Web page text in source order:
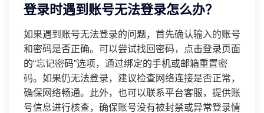
登录时遇到账号无法登录怎么办？
如果遇到账号无法登录的问题，首先确认输入的账号
和密码是否正确。可以尝试找回密码，点击登录页面
的“忘记密码”选项，通过绑定的手机或邮箱重置密
码。如果仍无法登录，建议检查网络连接是否正常，
确保网络畅通。此外，也可以联系平台客服，提供账
号信息进行核查，确保账号没有被封禁或异常登录情